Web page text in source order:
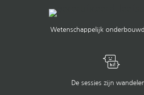
Wetenschappelijk
De sessies zijn